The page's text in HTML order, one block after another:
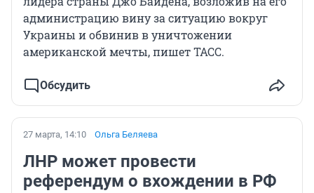
администрацию вину за ситуацию вокруг
Украины и обвинив в уничтожении
американской мечты, пишет ТАСС.
Обсудить
27 марта, 14:10 Ольга Беляева
ЛНР может провести
референдум о вхождении в РФ